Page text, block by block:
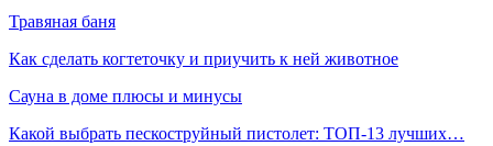
Травяная баня
Как сделать когтеточку и приучить к ней животное
Сауна в доме плюсы и минусы
Какой выбрать пескоструйный пистолет: ТОП-13 лучших…